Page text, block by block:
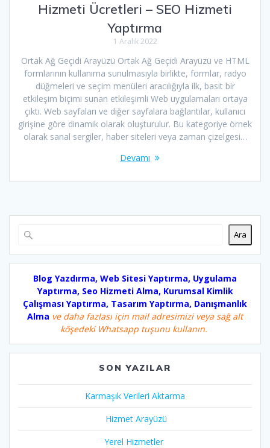
Hizmeti Ücretleri – SEO Hizmeti
Yaptırma
1 Aralık 2022
Ortak Ağ Geçidi Arayüzü Ortak Ağ Geçidi Arayüzü ve HTML
formlarının kullanıma sunulmasıyla birlikte, formlar, radyo
düğmeleri ve seçim menüleri aracılığıyla ilk, basit bir
etkileşim biçimi sunan etkileşimli Web uygulamaları ortaya
çıktı. Web sayfaları ve diğer sayfalara bağlantılar, kullanıcı
girişine göre dinamik olarak oluşturulur. Bu kategoriye örnek
olarak sanal sergiler, haber siteleri veya zaman çizelgesi…
Devamı
Ara
Blog Yazdırma, Web Sitesi Yaptırma, Uygulama
Yaptırma, Seo Hizmeti Alma, Kurumsal Kimlik
Çalışması Yaptırma, Tasarım Yaptırma, Danışmanlık
Alma ve daha fazlası için mail adresimizi veya sağ alt
köşedeki Whatsapp tuşunu kullanın.
SON YAZILAR
Karmaşık Verileri Aktarma
Hizmet Arayüzü
Yerel Hizmetler